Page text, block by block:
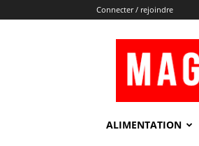
Connecter / rejoindre
ALIMENTATION